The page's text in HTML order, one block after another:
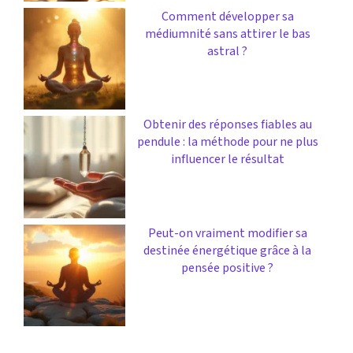
Comment développer sa
médiumnité sans attirer le bas
astral ?
Obtenir des réponses fiables au
pendule : la méthode pour ne plus
influencer le résultat
Peut-on vraiment modifier sa
destinée énergétique grâce à la
pensée positive ?